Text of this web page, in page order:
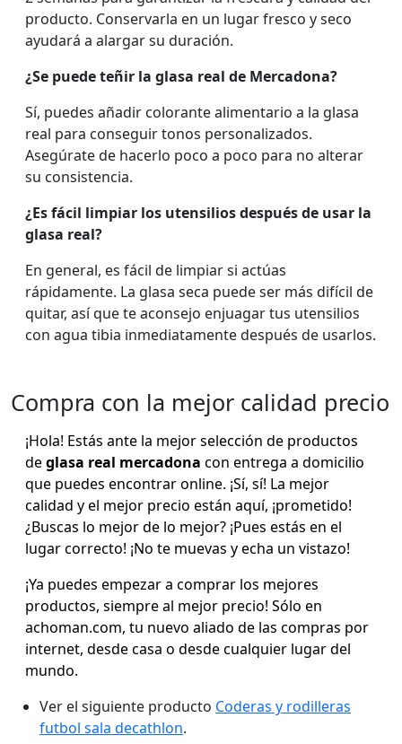
producto. Conservarla en un lugar fresco y seco
ayudará a alargar su duración.
¿Se puede teñir la glasa real de Mercadona?
Sí, puedes añadir colorante alimentario a la glasa
real para conseguir tonos personalizados.
Asegúrate de hacerlo poco a poco para no alterar
su consistencia.
¿Es fácil limpiar los utensilios después de usar la
glasa real?
En general, es fácil de limpiar si actúas
rápidamente. La glasa seca puede ser más difícil de
quitar, así que te aconsejo enjuagar tus utensilios
con agua tibia inmediatamente después de usarlos.
Compra con la mejor calidad precio
¡Hola! Estás ante la mejor selección de productos
deglasa real mercadona con entrega a domicilio
que puedes encontrar online. ¡Sí, sí! La mejor
calidad y el mejor precio están aquí, ¡prometido!
¿Buscas lo mejor de lo mejor? ¡Pues estás en el
lugar correcto! ¡No te muevas y echa un vistazo!
¡Ya puedes empezar a comprar los mejores
productos, siempre al mejor precio! Sólo en
achoman.com, tu nuevo aliado de las compras por
internet, desde casa o desde cualquier lugar del
mundo.
Ver el siguiente producto Coderas y rodilleras
futbol sala decathlon.